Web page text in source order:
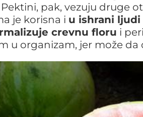
pak, vezuju druge
je korisna i u ishrani ljudi
crevnu floru i
u organizam, jer može da